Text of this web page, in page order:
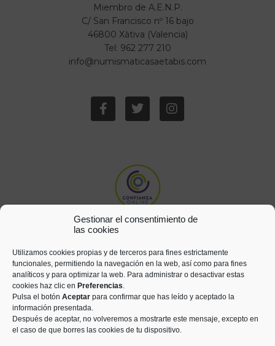
Gestionar el consentimiento de
las cookies
Utilizamos cookies propias y de terceros para fines estrictamente
funcionales, permitiendo la navegación en la web, así como para fines
analíticos y para optimizar la web. Para administrar o desactivar estas
cookies haz clic en Preferencias.
Pulsa el botón Aceptar para confirmar que has leído y aceptado la
información presentada.
Después de aceptar, no volveremos a mostrarte este mensaje, excepto en
el caso de que borres las cookies de tu dispositivo.
Miembro de A.E.N.P.
C/ San Francisco nº 16 bajo
46800 Xàtiva (Valencia)
Tel: 962 277 210
info@numismaticasaetabis.com